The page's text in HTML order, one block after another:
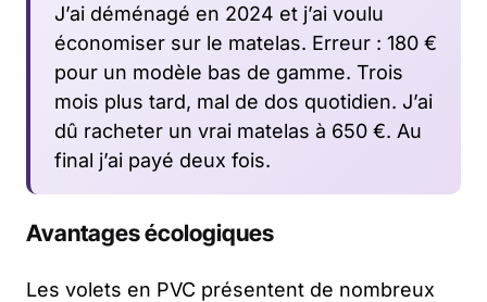
J’ai déménagé en 2024 et j’ai voulu
économiser sur le matelas. Erreur : 180 €
pour un modèle bas de gamme. Trois
mois plus tard, mal de dos quotidien. J’ai
dû racheter un vrai matelas à 650 €. Au
final j’ai payé deux fois.
Avantages écologiques
Les volets en PVC présentent de nombreux